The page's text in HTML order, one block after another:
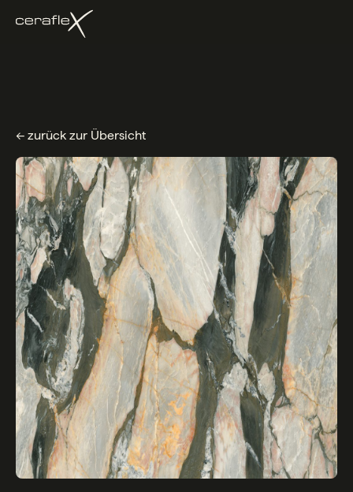
← zurück zur Übersicht